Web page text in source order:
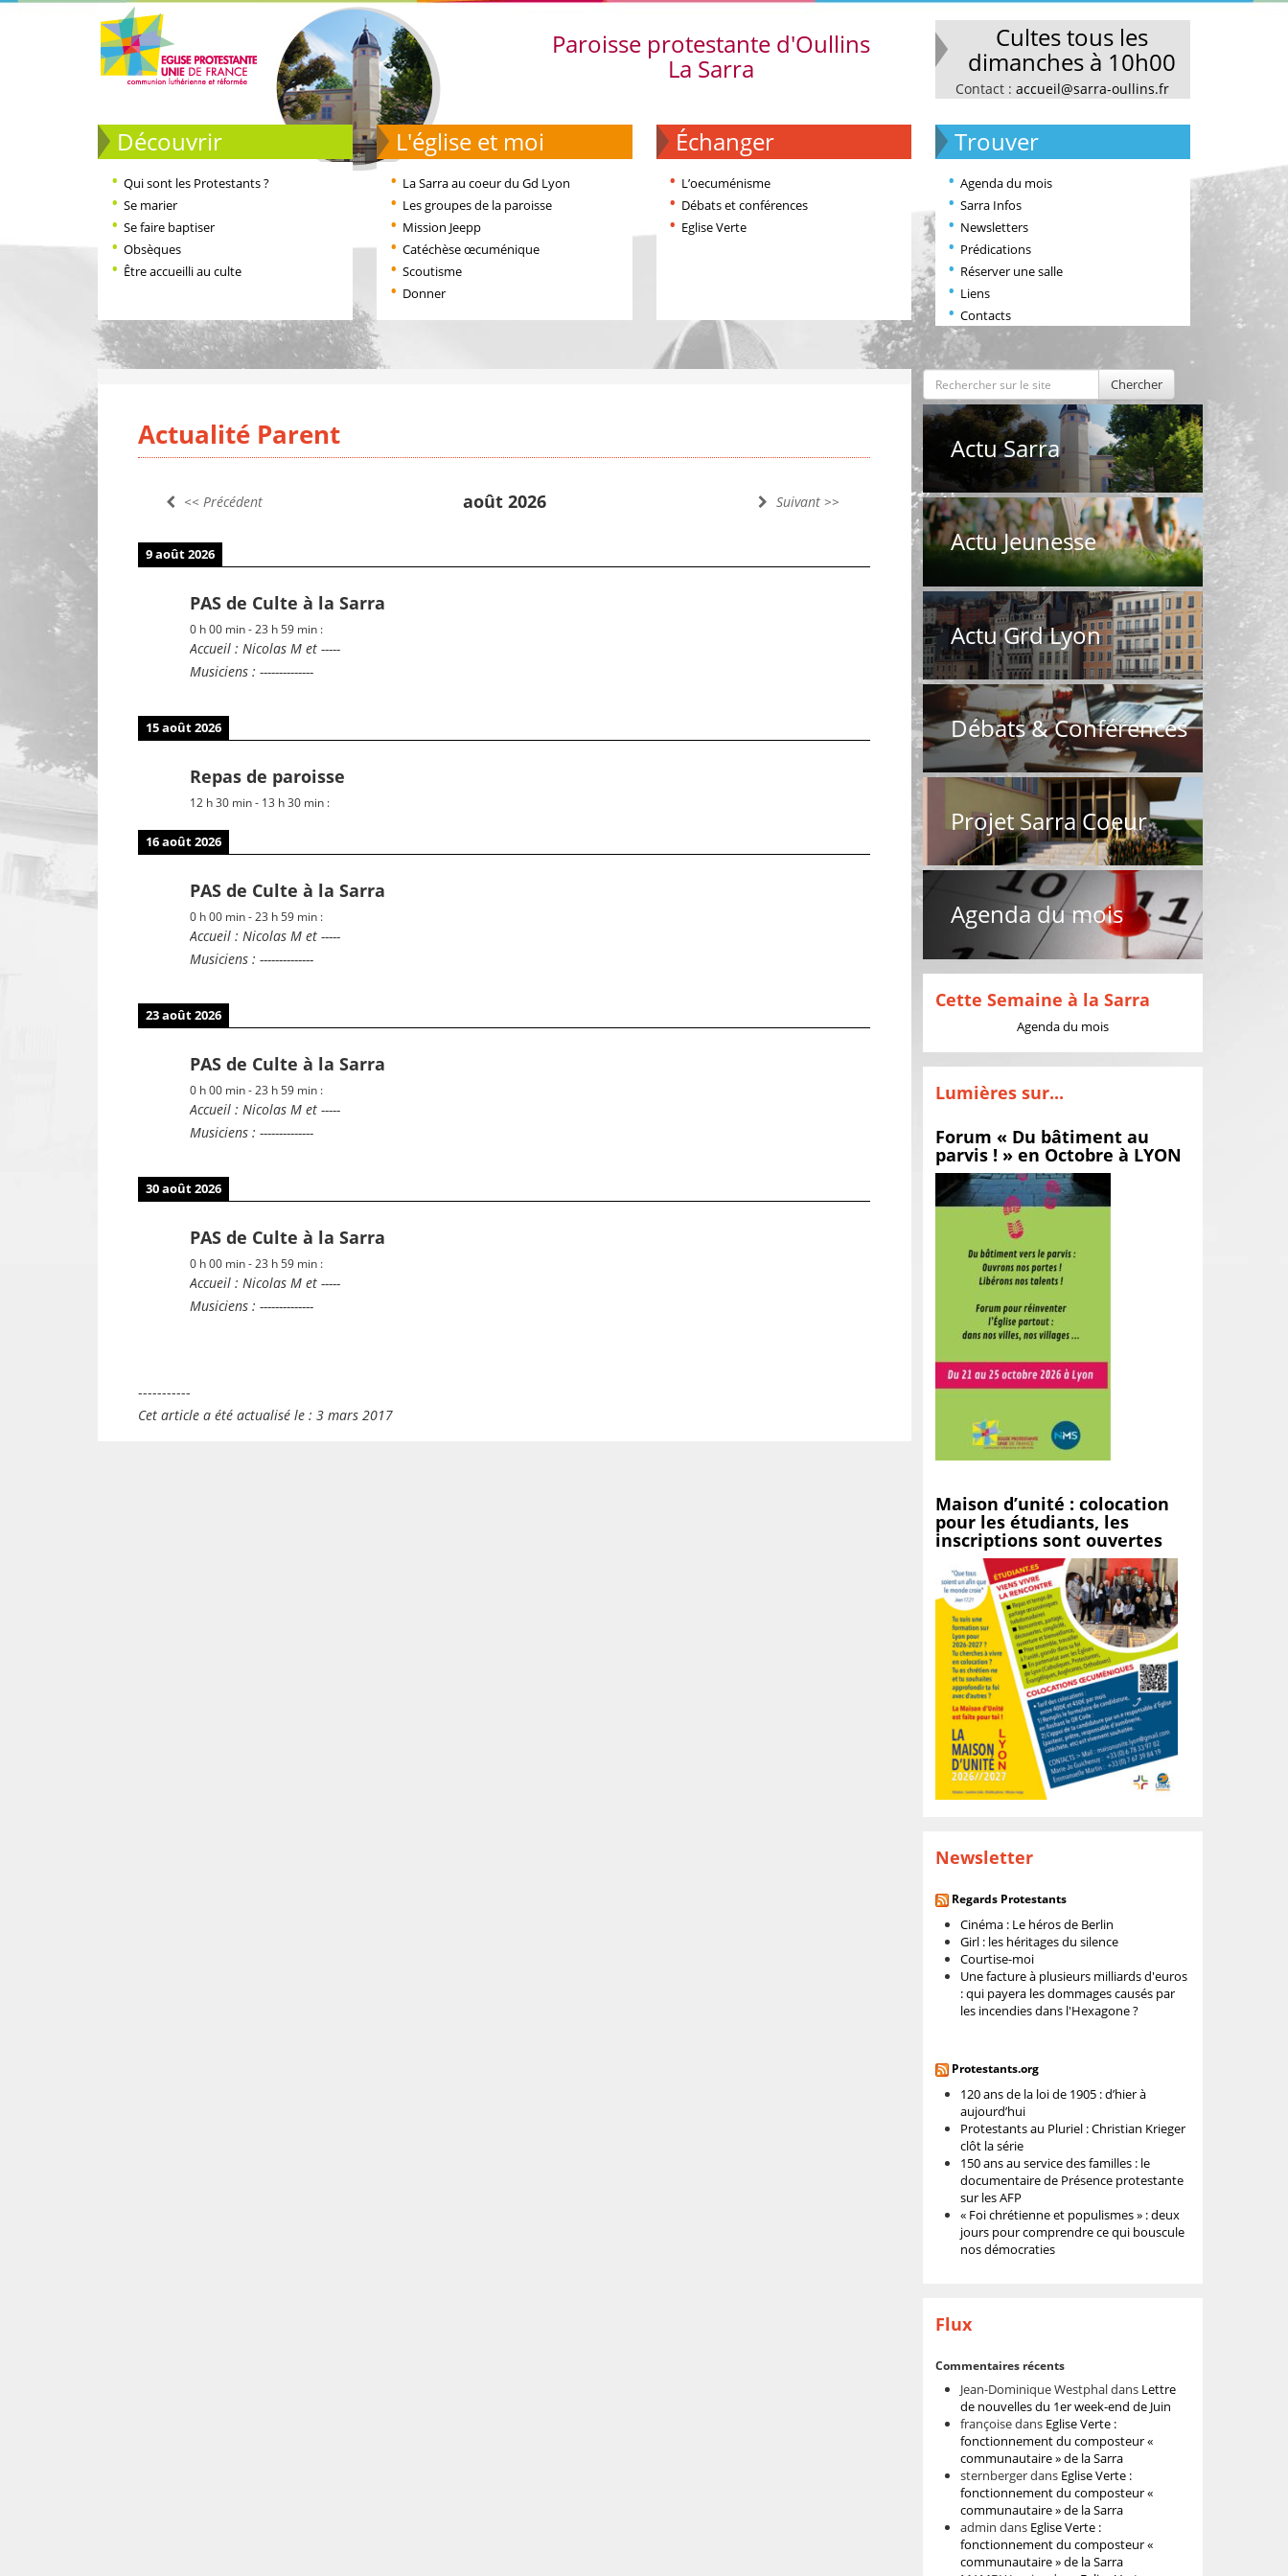
Paroisse protestante d'Oullins
La Sarra
Cultes tous les
dimanches à 10h00
Contact :accueil@sarra-oullins.fr
Découvrir
Qui sont les Protestants ?
Se marier
Se faire baptiser
Obsèques
Être accueilli au culte
L'église et moi
La Sarra au coeur du Gd Lyon
Les groupes de la paroisse
Mission Jeepp
Catéchèse œcuménique
Scoutisme
Donner
échanger
L’oecuménisme
Débats et conférences
Eglise Verte
Trouver
Agenda du mois
Sarra Infos
Newsletters
Prédications
Réserver une salle
Liens
Contacts
Actualité Parent
août 2026
9 août 2026
PAS de Culte à la Sarra
0 h 00 min- 23 h 59 min :
Accueil : Nicolas M et -----
Musiciens : --------------
15 août 2026
Repas de paroisse
12 h 30 min- 13 h 30 min :
16 août 2026
PAS de Culte à la Sarra
0 h 00 min- 23 h 59 min :
Accueil : Nicolas M et -----
Musiciens : --------------
23 août 2026
PAS de Culte à la Sarra
0 h 00 min- 23 h 59 min :
Accueil : Nicolas M et -----
Musiciens : --------------
30 août 2026
PAS de Culte à la Sarra
0 h 00 min- 23 h 59 min :
Accueil : Nicolas M et -----
Musiciens : --------------
-----------
Cet article a été actualisé le : 3 mars 2017
Chercher
Actu Sarra
Actu Jeunesse
Actu Grd Lyon
Débats & Conférences
Projet Sarra Coeur
Agenda du mois
Cette Semaine à la Sarra
Agenda du mois
Lumières sur...
Forum « Du bâtiment au
parvis ! » en Octobre à LYON
Maison d’unité : colocation
pour les étudiants, les
inscriptions sont ouvertes
Newsletter
Regards Protestants
Cinéma : Le héros de Berlin
Girl : les héritages du silence
Courtise-moi
Une facture à plusieurs milliards d'euros
: qui payera les dommages causés par
les incendies dans l'Hexagone ?
Protestants.org
120 ans de la loi de 1905 : d’hier à
aujourd’hui
Protestants au Pluriel : Christian Krieger
clôt la série
150 ans au service des familles : le
documentaire de Présence protestante
sur les AFP
« Foi chrétienne et populismes » : deux
jours pour comprendre ce qui bouscule
nos démocraties
Flux
Commentaires récents
Jean-Dominique Westphaldans Lettre
de nouvelles du 1er week-end de Juin
françoisedans Eglise Verte :
fonctionnement du composteur «
communautaire » de la Sarra
sternbergerdans Eglise Verte :
fonctionnement du composteur «
communautaire » de la Sarra
admin dans Eglise Verte :
fonctionnement du composteur «
communautaire » de la Sarra